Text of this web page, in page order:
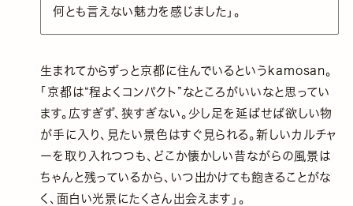
何とも言えない魅力を感じました」。
生まれてからずっと京都に住んでいるというkamosan。
「京都は“程よくコンパクト”なところがいいなと思ってい
ます。広すぎず、狭すぎない。少し足を延ばせば欲しい物
が手に入り、見たい景色はすぐ見られる。新しいカルチャ
ーを取り入れつつも、どこか懐かしい昔ながらの風景は
ちゃんと残っているから、いつ出かけても飽きることがな
く、面白い光景にたくさん出会えます」。